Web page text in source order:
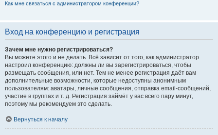
Как мне связаться с администратором конференции?
Вход на конференцию и регистрация
Зачем мне нужно регистрироваться?
Вы можете этого и не делать. Всё зависит от того, как администратор
настроил конференцию: должны ли вы зарегистрироваться, чтобы
размещать сообщения, или нет. Тем не менее регистрация даёт вам
дополнительные возможности, которые недоступны анонимным
пользователям: аватары, личные сообщения, отправка email-сообщений,
участие в группах и т. д. Регистрация займёт у вас всего пару минут,
поэтому мы рекомендуем это сделать.
Вернуться к началу